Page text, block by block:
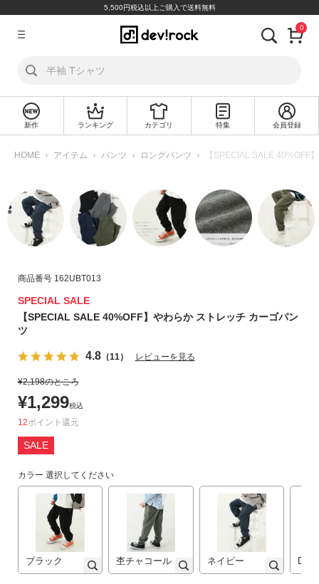
5,500円税込以上ご購入で送料無料
グ
規
録
カ
テ
ゴ
リ
ら
探
す
ン
ン
0
新作 ランキング カテゴリ 特集 会員登録
HOME アイテム パンツ ロングパンツ 【SPECIAL SALE 40%OFF
商品番号 162UBT013
SPECIAL SALE
【SPECIAL SALE 40%OFF】やわらか ストレッチ カーゴパン
ツ
4.8（11） レビューを見る
¥2,198のところ
¥1,299税込
12ポイント
SALE
カラー 選択してください
ブラック 杢チャコール ネイビー Dオ